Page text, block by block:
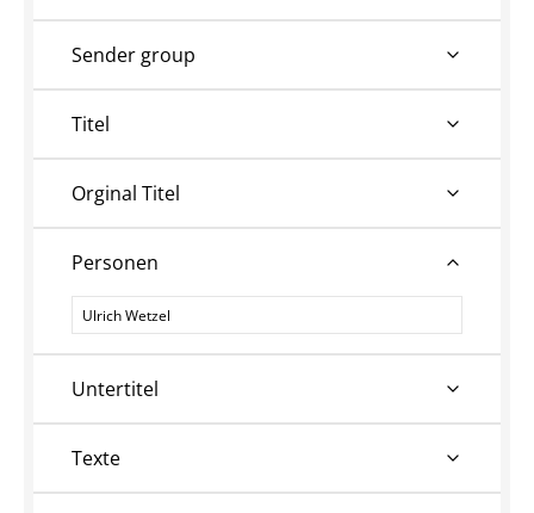
Sender group
Titel
Orginal Titel
Personen
Personen
Untertitel
Texte